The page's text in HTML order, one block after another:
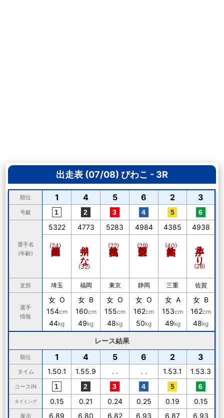
出走表 (07/08) びわこ - 3R
順位 1 4 5 6 2 3
号艇
選手名
(年齢)
5322 4773 5283 4984 4385 4938
(24) 中川りな
(32)
(22) (29) (40) 小芦るり
(28)
支部 埼玉 福岡 東京 静岡 三重 佐賀
選手
情報
女 O
154cm
44kg
女 B
160cm
49kg
女 O
155cm
48kg
女 O
162cm
50kg
女 A
153cm
49kg
女 B
162cm
48kg
レース結果
順位 1 4 5 6 2 3
タイム 1.50.1 1.55.9 . . . . 1.53.1 1.53.3
コースIN
タイミング 0.15 0.21 0.24 0.25 0.19 0.15
展示 6.89 6.80 6.82 6.93 6.87 6.93